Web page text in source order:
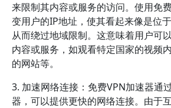
来限制其内容或服务的访问。使用免
变用户的IP地址，使其看起来像是位
从而绕过地域限制。这意味着用户可
内容或服务，如观看特定国家的视频
的网站等。
3. 加速网络连接：免费VPN加速器通
器，可以提供更快的网络连接。由于